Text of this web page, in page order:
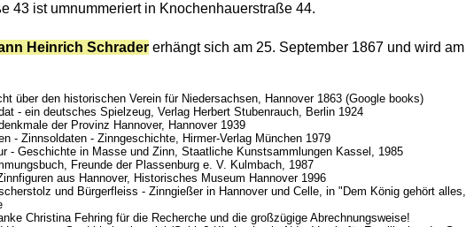
43 ist umnummeriert in Knochenhauerstraße 44.
Heinrich Schrader erhängt sich am 25. September 1867 und wird
über den historischen Verein für Niedersachsen, Hannover 1863 (Google books)
- ein deutsches Spielzeug, Verlag Herbert Stubenrauch, Berlin 1924
der Provinz Hannover, Hannover 1939
- Zinnsoldaten - Zinngeschichte, Hirmer-Verlag München 1979
- Geschichte in Masse und Zinn, Staatliche Kunstsammlungen Kassel, 1985
Freunde der Plassenburg e. V. Kulmbach, 1987
aus Hannover, Historisches Museum Hannover 1996
und Bürgerfleiss - Zinngießer in Hannover und Celle, in "Dem König gehört
Christina Fehring für die Recherche und die großzügige Abrechnungsweise!